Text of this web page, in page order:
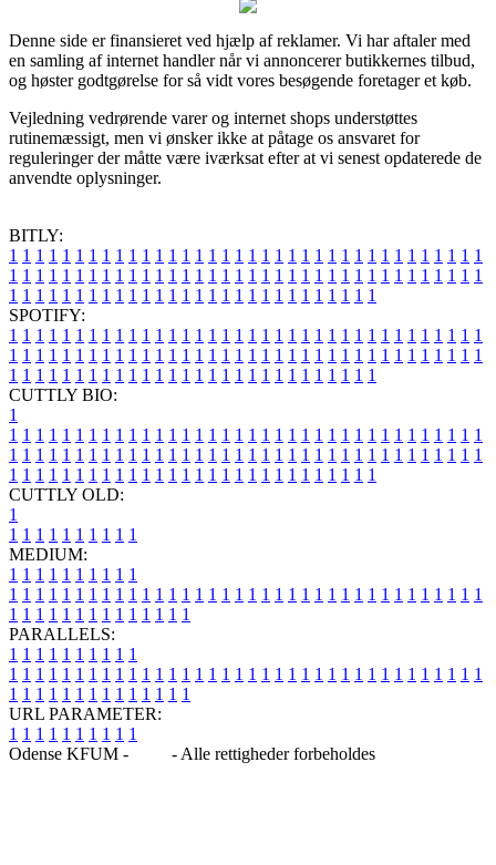
Denne side er finansieret ved hjælp af reklamer. Vi har aftaler med
en samling af internet handler når vi annoncerer butikkernes tilbud,
og høster godtgørelse for så vidt vores besøgende foretager et køb.
Vejledning vedrørende varer og internet shops understøttes
rutinemæssigt, men vi ønsker ikke at påtage os ansvaret for
reguleringer der måtte være iværksat efter at vi senest opdaterede de
anvendte oplysninger.
BITLY:
1 1 1 1 1 1 1 1 1 1 1 1 1 1 1 1 1 1 1 1 1 1 1 1 1 1 1 1 1 1 1 1 1 1 1 1
1 1 1 1 1 1 1 1 1 1 1 1 1 1 1 1 1 1 1 1 1 1 1 1 1 1 1 1 1 1 1 1 1 1 1 1
1 1 1 1 1 1 1 1 1 1 1 1 1 1 1 1 1 1 1 1 1 1 1 1 1 1 1 1
SPOTIFY:
1 1 1 1 1 1 1 1 1 1 1 1 1 1 1 1 1 1 1 1 1 1 1 1 1 1 1 1 1 1 1 1 1 1 1 1
1 1 1 1 1 1 1 1 1 1 1 1 1 1 1 1 1 1 1 1 1 1 1 1 1 1 1 1 1 1 1 1 1 1 1 1
1 1 1 1 1 1 1 1 1 1 1 1 1 1 1 1 1 1 1 1 1 1 1 1 1 1 1 1
CUTTLY BIO:
1
1 1 1 1 1 1 1 1 1 1 1 1 1 1 1 1 1 1 1 1 1 1 1 1 1 1 1 1 1 1 1 1 1 1 1 1
1 1 1 1 1 1 1 1 1 1 1 1 1 1 1 1 1 1 1 1 1 1 1 1 1 1 1 1 1 1 1 1 1 1 1 1
1 1 1 1 1 1 1 1 1 1 1 1 1 1 1 1 1 1 1 1 1 1 1 1 1 1 1 1
CUTTLY OLD:
1
1 1 1 1 1 1 1 1 1 1
MEDIUM:
1 1 1 1 1 1 1 1 1 1
1 1 1 1 1 1 1 1 1 1 1 1 1 1 1 1 1 1 1 1 1 1 1 1 1 1 1 1 1 1 1 1 1 1 1 1
1 1 1 1 1 1 1 1 1 1 1 1 1 1
PARALLELS:
1 1 1 1 1 1 1 1 1 1
1 1 1 1 1 1 1 1 1 1 1 1 1 1 1 1 1 1 1 1 1 1 1 1 1 1 1 1 1 1 1 1 1 1 1 1
1 1 1 1 1 1 1 1 1 1 1 1 1 1
URL PARAMETER:
1 1 1 1 1 1 1 1 1 1
Odense KFUM -
- Alle rettigheder forbeholdes